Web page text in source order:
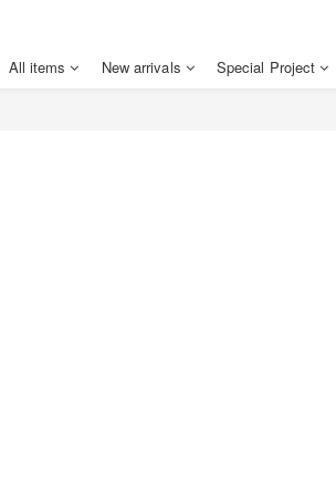
All items New arrivals Special Project